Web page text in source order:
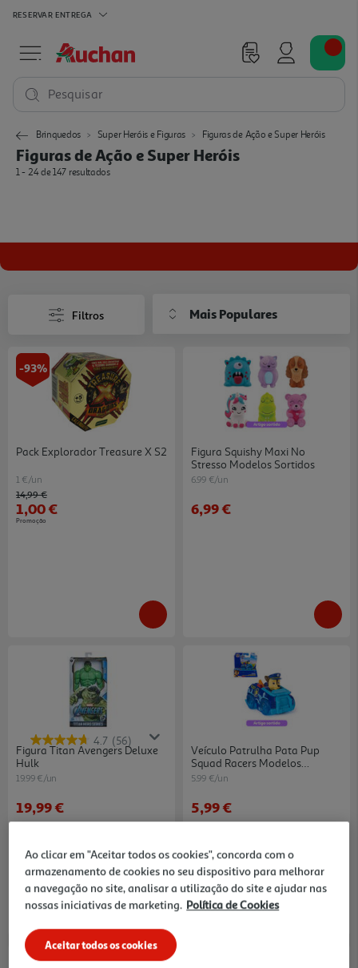
RESERVAR ENTREGA
Pesquisar
Brinquedos Super Heróis e Figuras Figuras de Ação e Super Heróis
Figuras de Ação e Super Heróis
1 - 24 de 147 resultados
Filtros Mais Populares
-93%
Pack Explorador Treasure X S2
1 €/un
Price reduced from
14,99 €to
1,00 €
Promoção
Figura Squishy Maxi No
Stresso Modelos Sortidos
6.99 €/un
6,99 €
4.7 (56)
Figura Titan Avengers Deluxe
Hulk
19.99 €/un
19,99 €
Veículo Patrulha Pata Pup
Squad Racers Modelos
Sortidos
5.99 €/un
5,99 €
Ao clicar em "Aceitar todos os cookies", concorda com o
armazenamento de cookies no seu dispositivo para melhorar
a navegação no site, analisar a utilização do site e ajudar nas
nossas iniciativas de marketing. Política de Cookies
Aceitar todos os cookies